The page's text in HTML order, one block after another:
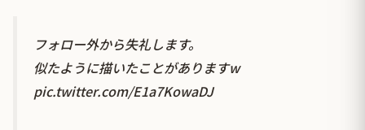
フォロー外から失礼します。
似たように描いたことがありますw
pic.twitter.com/E1a7KowaDJ